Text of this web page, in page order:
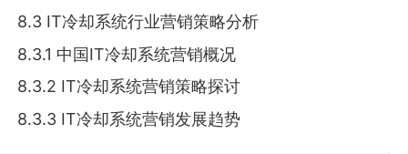
8.3 IT冷却系统行业营销策略分析
8.3.1 中国IT冷却系统营销概况
8.3.2 IT冷却系统营销策略探讨
8.3.3 IT冷却系统营销发展趋势